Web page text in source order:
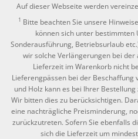
Auf dieser Webseite werden
1 Bitte beachten Sie unsere
können sich unter bestimmten
Sonderausführung, Betriebsurlaub
wir solche Verlängerungen bei
Lieferzeit im Warenkorb nicht
Lieferengpässen bei der Beschaffung
und Holz kann es bei Ihrer
Wir bitten dies zu berücksichtigen.
eine nachträgliche Preisminderung,
zurückzutreten. Sofern Sie ebenfalls
sich die Lieferzeit um